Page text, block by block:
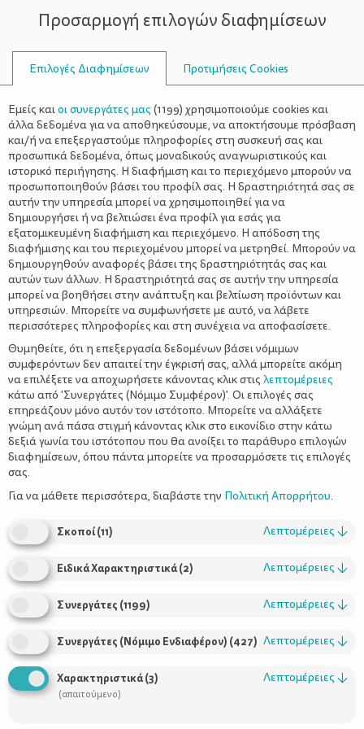
ΣΥΜΒΟΥΛΟΙ
ΟΙΚΟΓΈΝΕΙΑ>ΟΙΚΟΓΕΝΕΙΑΚΈΣ ΔΡΑΣΤΗΡΙΌΤΗΤΕΣ
Διακοσμήστε δίνοντας νέα πνοή
σε παλιά αντικείμενα
Κορνίζες
Οι παλιές κορνίζες μπορούν εύκολα να φρεσκαριστούν και να
γίνουν μόνες τους αντικείμενο διακόσμησης.
Προσαρμογή επιλογών διαφημίσεων
Επιλογές Διαφημίσεων Προτιμήσεις Cookies
Εμείς καιοι συνεργάτες μας (1199) χρησιμοποιούμε cookies και
άλλα δεδομένα για να αποθηκεύσουμε, να αποκτήσουμε πρόσβαση
και/ή να επεξεργαστούμε πληροφορίες στη συσκευή σας και
προσωπικά δεδομένα, όπως μοναδικούς αναγνωριστικούς και
ιστορικό περιήγησης. Η διαφήμιση και το περιεχόμενο μπορούν να
προσωποποιηθούν βάσει του προφίλ σας. Η δραστηριότητά σας σε
αυτήν την υπηρεσία μπορεί να χρησιμοποιηθεί για να
δημιουργήσει ή να βελτιώσει ένα προφίλ για εσάς για
εξατομικευμένη διαφήμιση και περιεχόμενο. Η απόδοση της
διαφήμισης και του περιεχομένου μπορεί να μετρηθεί. Μπορούν να
δημιουργηθούν αναφορές βάσει της δραστηριότητάς σας και
αυτών των άλλων. Η δραστηριότητά σας σε αυτήν την υπηρεσία
μπορεί να βοηθήσει στην ανάπτυξη και βελτίωση προϊόντων και
υπηρεσιών. Μπορείτε να συμφωνήσετε με αυτό, να λάβετε
περισσότερες πληροφορίες και στη συνέχεια να αποφασίσετε.
Θυμηθείτε, ότι η επεξεργασία δεδομένων βάσει νόμιμων
συμφερόντων δεν απαιτεί την έγκρισή σας, αλλά μπορείτε ακόμη
να επιλέξετε να αποχωρήσετε κάνοντας κλικ στις λεπτομέρειες
κάτω από 'Συνεργάτες (Νόμιμο Συμφέρον)'. Οι επιλογές σας
επηρεάζουν μόνο αυτόν τον ιστότοπο. Μπορείτε να αλλάξετε
γνώμη ανά πάσα στιγμή κάνοντας κλικ στο εικονίδιο στην κάτω
δεξιά γωνία του ιστότοπου που θα ανοίξει το παράθυρο επιλογών
διαφημίσεων, όπου πάντα μπορείτε να προσαρμόσετε τις επιλογές
σας.
Για να μάθετε περισσότερα, διαβάστε την Πολιτική Απορρήτου.
Σκοποί(11) Λεπτομέρειες ↓
Ειδικά Χαρακτηριστικά(2) Λεπτομέρειες ↓
Συνεργάτες (1199) Λεπτομέρειες ↓
Συνεργάτες (Νόμιμο Ενδιαφέρον) (427) Λεπτομέρειες ↓
Χαρακτηριστικά(3)
(απαιτούμενο)
Λεπτομέρειες ↓